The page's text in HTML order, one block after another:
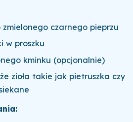
zmielonego czarnego pieprzu
w proszku
kminku (opcjonalnie)
zioła takie jak pietruszka czy